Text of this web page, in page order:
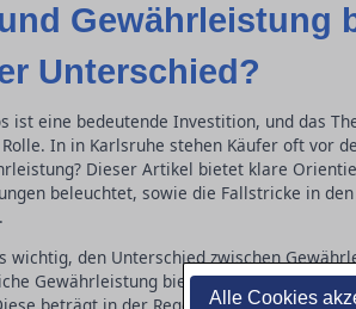
Alle Cookies
Gewährleistung
Unterschied?
ist eine bedeutende Investition, und das
In in Karlsruhe stehen Käufer oft vor
Dieser Artikel bietet klare
beleuchtet, sowie die Fallstricke in
wichtig, den Unterschied zwischen
Gewährleistung bietet Verbrauchern